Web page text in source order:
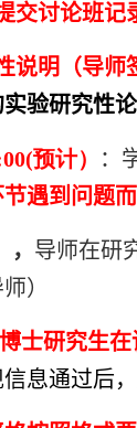
交讨论班记
说明（导师
实验研究性
预计） ：
遇到问题
， 导师在研
）
博士研究生在
息通过后